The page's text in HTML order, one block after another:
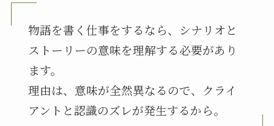
物語を書く仕事をするなら、シナリオと
ストーリーの意味を理解する必要があり
ます。
理由は、意味が全然異なるので、クライ
アントと認識のズレが発生するから。